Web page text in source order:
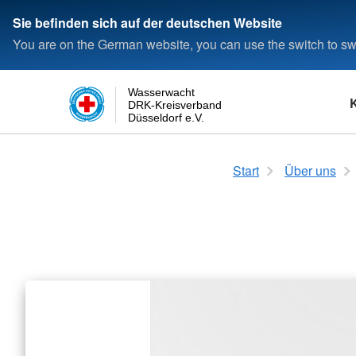
Sie befinden sich auf der deutschen Website
You are on the German website, you can use the switch to
Düsseldorf e.V.
DRK-Kreisverband
Wasserwacht
Rettungsfähigkeit
Die Wasserwacht
Start Über uns